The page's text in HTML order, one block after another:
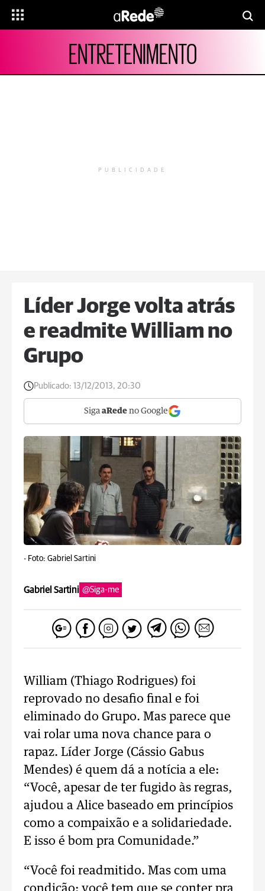
ENTRETENIMENTO
PUBLICIDADE
Líder Jorge volta atrás
e readmite William no
Grupo
Publicado: 13/12/2013, 20:30
Siga aRede no Google
- Foto: Gabriel Sartini
Gabriel Sartini @Siga-me
William (Thiago Rodrigues) foi
reprovado no desafio final e foi
eliminado do Grupo. Mas parece que
vai rolar uma nova chance para o
rapaz. Líder Jorge (Cássio Gabus
Mendes) é quem dá a notícia a ele:
“Você, apesar de ter fugido às regras,
ajudou a Alice baseado em princípios
como a compaixão e a solidariedade.
E isso é bom pra Comunidade.”
“Você foi readmitido. Mas com uma